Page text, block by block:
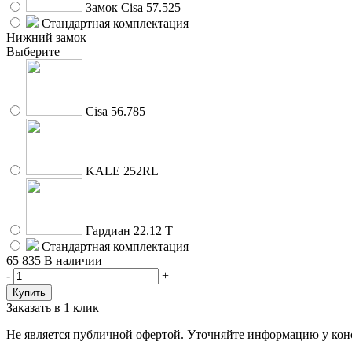
Замок Cisa 57.525
Стандартная комплектация
Нижний замок
Выберите
Cisa 56.785
KALE 252RL
Гардиан 22.12 Т
Стандартная комплектация
65 835 В наличии
-
+
Заказать в 1 клик
Не является публичной офертой. Уточняйте информацию у